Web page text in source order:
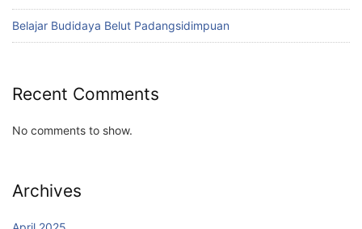
Belajar Budidaya Belut Padangsidimpuan
Recent Comments
No comments to show.
Archives